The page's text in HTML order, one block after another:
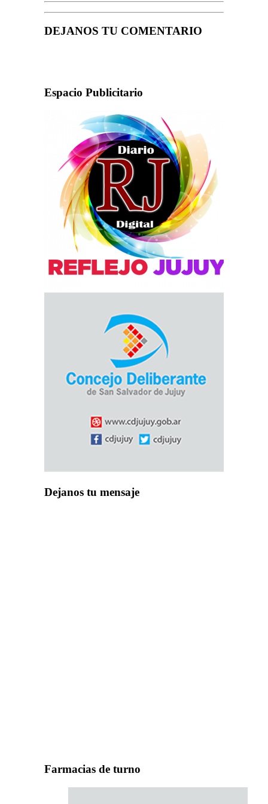
DEJANOS TU COMENTARIO
Espacio Publicitario
Dejanos tu mensaje
Farmacias de turno